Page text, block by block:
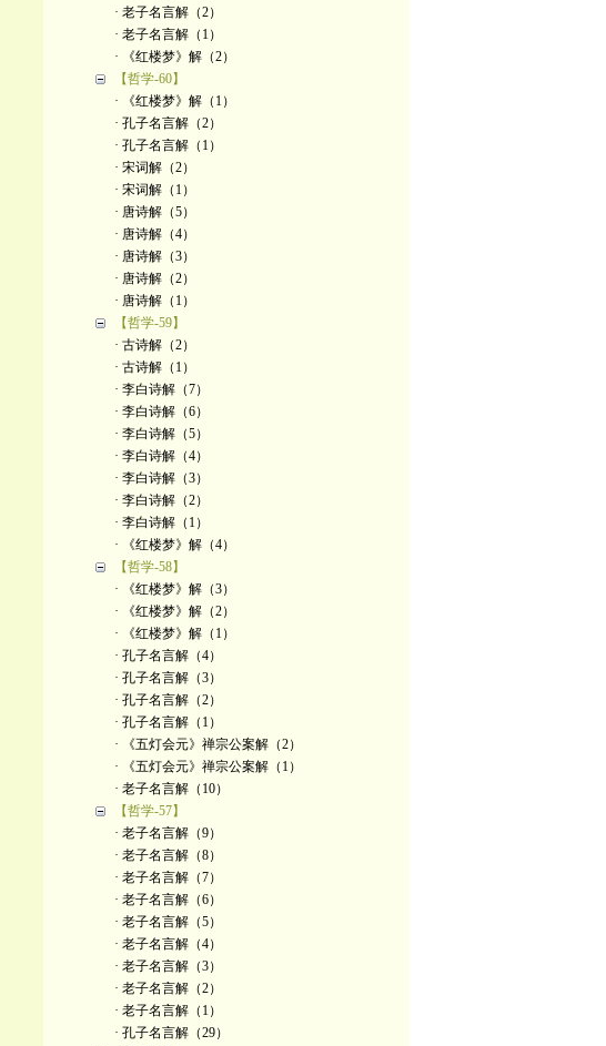
· 老子名言解（2）
· 老子名言解（1）
· 《红楼梦》解（2）
【哲学-60】
· 《红楼梦》解（1）
· 孔子名言解（2）
· 孔子名言解（1）
· 宋词解（2）
· 宋词解（1）
· 唐诗解（5）
· 唐诗解（4）
· 唐诗解（3）
· 唐诗解（2）
· 唐诗解（1）
【哲学-59】
· 古诗解（2）
· 古诗解（1）
· 李白诗解（7）
· 李白诗解（6）
· 李白诗解（5）
· 李白诗解（4）
· 李白诗解（3）
· 李白诗解（2）
· 李白诗解（1）
· 《红楼梦》解（4）
【哲学-58】
· 《红楼梦》解（3）
· 《红楼梦》解（2）
· 《红楼梦》解（1）
· 孔子名言解（4）
· 孔子名言解（3）
· 孔子名言解（2）
· 孔子名言解（1）
· 《五灯会元》禅宗公案解（2）
· 《五灯会元》禅宗公案解（1）
· 老子名言解（10）
【哲学-57】
· 老子名言解（9）
· 老子名言解（8）
· 老子名言解（7）
· 老子名言解（6）
· 老子名言解（5）
· 老子名言解（4）
· 老子名言解（3）
· 老子名言解（2）
· 老子名言解（1）
· 孔子名言解（29）